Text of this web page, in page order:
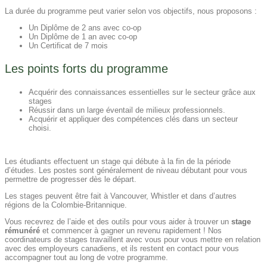
La durée du programme peut varier selon vos objectifs, nous proposons :
Un Diplôme de 2 ans avec co-op
Un Diplôme de 1 an avec co-op
Un Certificat de 7 mois
Les points forts du programme
Acquérir des connaissances essentielles sur le secteur grâce aux
stages
Réussir dans un large éventail de milieux professionnels.
Acquérir et appliquer des compétences clés dans un secteur
choisi.
Les étudiants effectuent un stage qui débute à la fin de la période
d’études. Les postes sont généralement de niveau débutant pour vous
permettre de progresser dès le départ.
Les stages peuvent être fait à Vancouver, Whistler et dans d’autres
régions de la Colombie-Britannique.
Vous recevrez de l’aide et des outils pour vous aider à trouver un stage
rémunéré et commencer à gagner un revenu rapidement ! Nos
coordinateurs de stages travaillent avec vous pour vous mettre en relation
avec des employeurs canadiens, et ils restent en contact pour vous
accompagner tout au long de votre programme.